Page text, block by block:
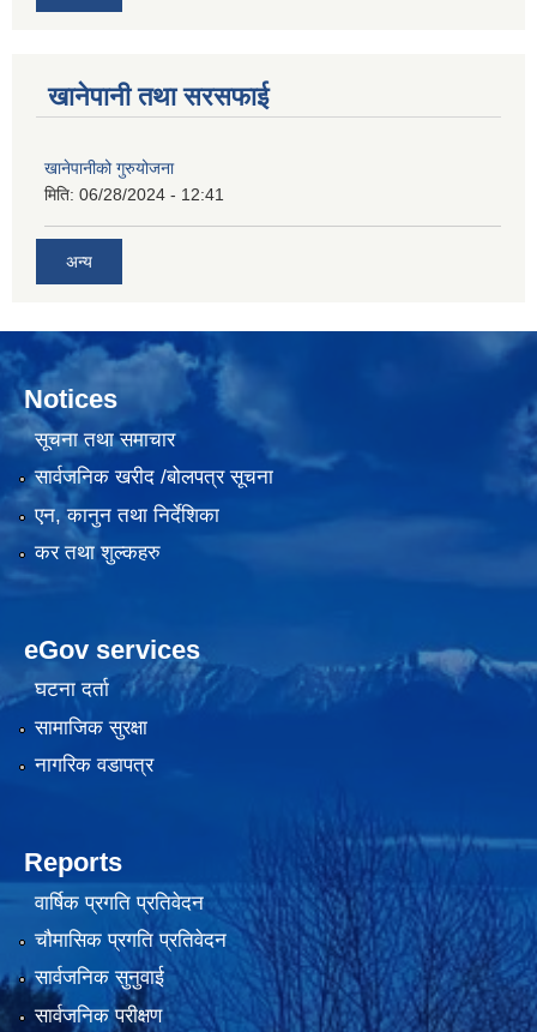
खानेपानी तथा सरसफाई
खानेपानीको गुरुयोजना
मिति: 06/28/2024 - 12:41
अन्य
Notices
सूचना तथा समाचार
सार्वजनिक खरीद /बोलपत्र सूचना
एन, कानुन तथा निर्देशिका
कर तथा शुल्कहरु
eGov services
घटना दर्ता
सामाजिक सुरक्षा
नागरिक वडापत्र
Reports
वार्षिक प्रगति प्रतिवेदन
चौमासिक प्रगति प्रतिवेदन
सार्वजनिक सुनुवाई
सार्वजनिक परीक्षण